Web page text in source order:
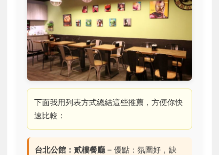
下面我用列表方式總結這些推薦，方便你快
速比較：
台北公館：貳樓餐廳 – 優點：氛圍好，缺